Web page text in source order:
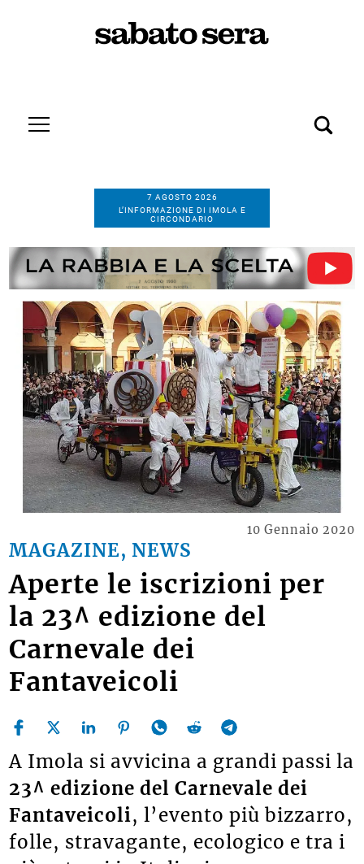
7 AGOSTO 2026
L’INFORMAZIONE DI IMOLA E
CIRCONDARIO
MAGAZINE, NEWS
10 Gennaio 2020
Aperte le iscrizioni per
la 23^ edizione del
Carnevale dei
Fantaveicoli
A Imola si avvicina a grandi passi la
23^ edizione delCarnevale dei
Fantaveicoli, l’evento più bizzarro,
folle, stravagante, ecologico e tra i